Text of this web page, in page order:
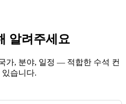
알려주세요
가, 분야, 일정 — 적합한 수석 컨
습니다.